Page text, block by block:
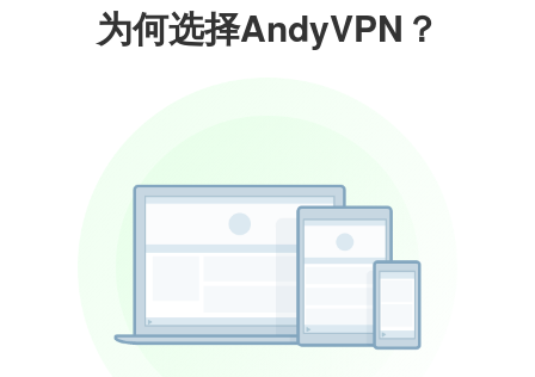
为何选择AndyVPN？